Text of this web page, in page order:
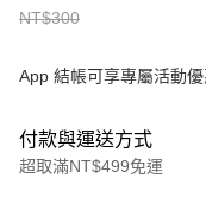
NT$300
App 結帳可享專屬活動
付款與運送方式
超取滿NT$499免運